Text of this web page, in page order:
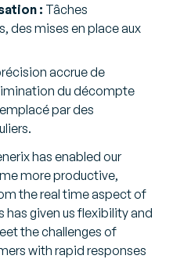
: Tâches
des mises en place aux
accrue de
du décompte
par des
has enabled our
more productive,
the real time aspect of
has given us flexibility and
the challenges of
with rapid responses